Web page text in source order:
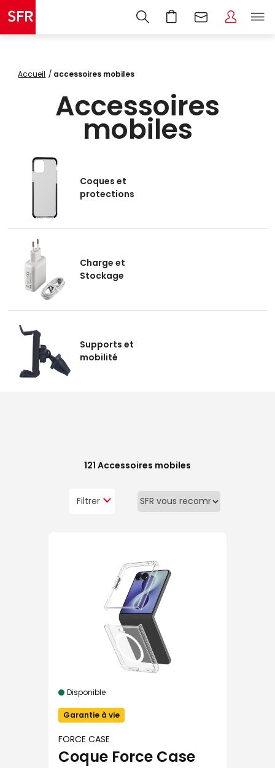
Accueil accessoires mobiles
Accessoires
mobiles
Coques et
protections
Charge et
Stockage
Supports et
mobilité
121 Accessoires mobiles
Filtrer
Disponible
Garantie à vie
FORCE CASE
Coque Force Case